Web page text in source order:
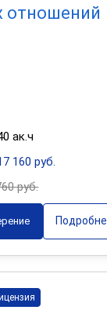
отношений
ак.ч
160 руб.
руб.